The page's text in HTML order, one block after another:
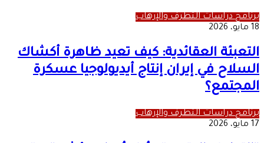
برنامج دراسات التطرف والإرهاب
18 مايو، 2026
التعبئة العقائدية: كيف تعيد ظاهرة أكشاك
السلاح في إيران إنتاج أيديولوجيا عسكرة
المجتمع؟
برنامج دراسات التطرف والإرهاب
17 مايو، 2026